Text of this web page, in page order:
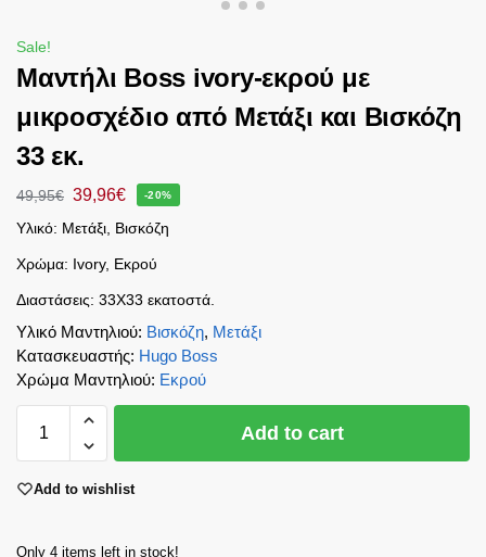
Sale!
Mαντήλι Boss ivory-εκρού με
μικροσχέδιο από Μετάξι και Βισκόζη
33 εκ.
49,95€ 39,96€ -20%
Υλικό: Μετάξι, Βισκόζη
Χρώμα: Ivory, Εκρού
Διαστάσεις: 33Χ33 εκατοστά.
Υλικό Μαντηλιού: Βισκόζη, Μετάξι
Κατασκευαστής: Hugo Boss
Χρώμα Μαντηλιού: Εκρού
Add to cart
Add to wishlist
Only 4 items left in stock!